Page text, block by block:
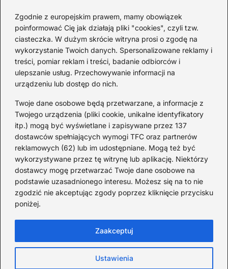
Zgodnie z europejskim prawem, mamy obowiązek
poinformować Cię jak działają pliki "cookies", czyli tzw.
ciasteczka. W dużym skrócie witryna prosi o zgodę na
wykorzystanie Twoich danych. Spersonalizowane reklamy i
treści, pomiar reklam i treści, badanie odbiorców i
ulepszanie usług. Przechowywanie informacji na
urządzeniu lub dostęp do nich.
Twoje dane osobowe będą przetwarzane, a informacje z
Twojego urządzenia (pliki cookie, unikalne identyfikatory
itp.) mogą być wyświetlane i zapisywane przez 137
dostawców spełniających wymogi TFC oraz partnerów
reklamowych (62) lub im udostępniane. Mogą też być
wykorzystywane przez tę witrynę lub aplikację. Niektórzy
dostawcy mogę przetwarzać Twoje dane osobowe na
podstawie uzasadnionego interesu. Możesz się na to nie
zgodzić nie akceptując zgody poprzez kliknięcie przycisku
poniżej.
Ustawienia
Zaakceptuj
Kto śpiewa „Zaopiekuj się mną”? IRA
czy Rezerwat — prawda o dwóch
wersjach
Redakcja
JazzJuniors.pl to miejsce dla rodziców, nauczycieli,
animatorów i wszystkich, którzy wierzą, że muzyka to coś
więcej niż dźwięki – to emocje, relacje i wspomnienia.
Szukasz inspiracji do rodzinnego śpiewania?
Redakcja: Monika Zawadzka
Piłsudskiego 211AD, 14-714 Kielce
733 311 7511
O Jazz Juniors
Prywatność